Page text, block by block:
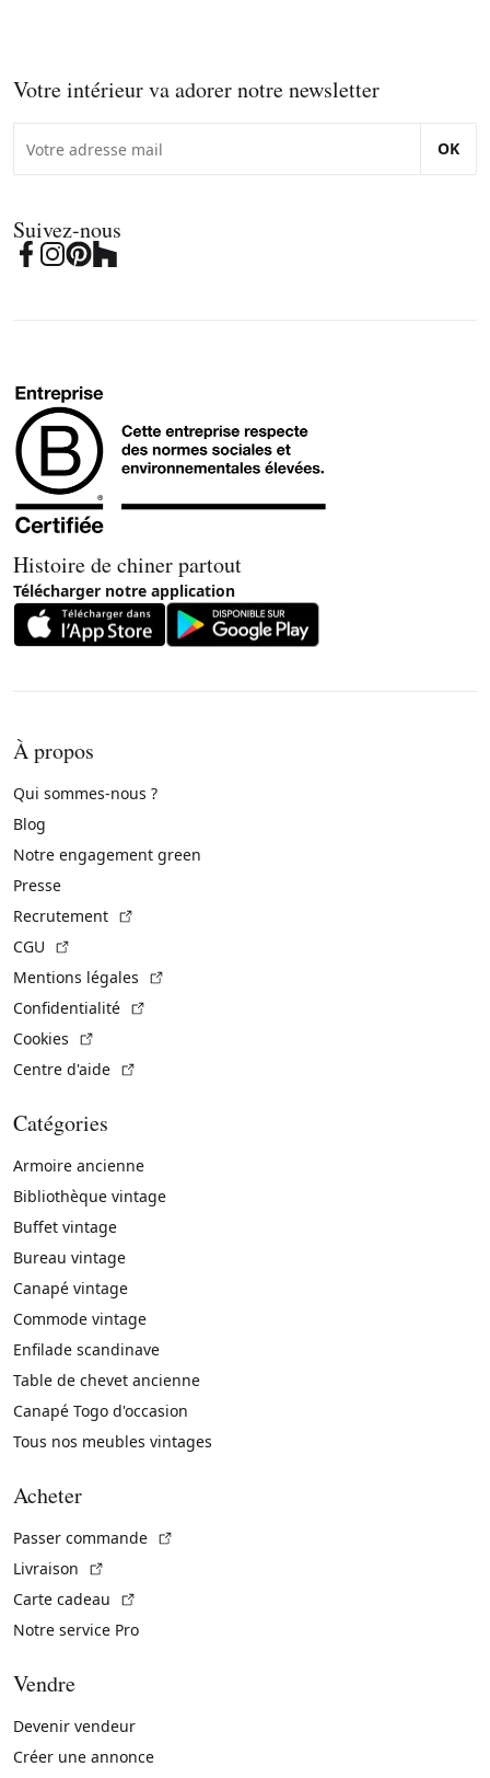
Votre intérieur va adorer notre newsletter
OK
Suivez-nous
Histoire de chiner partout
Télécharger notre application
À propos
Qui sommes-nous ?
Blog
Notre engagement green
Presse
Recrutement
CGU
Mentions légales
Confidentialité
Cookies
Centre d'aide
Catégories
Armoire ancienne
Bibliothèque vintage
Buffet vintage
Bureau vintage
Canapé vintage
Commode vintage
Enfilade scandinave
Table de chevet ancienne
Canapé Togo d'occasion
Tous nos meubles vintages
Acheter
Passer commande
Livraison
Carte cadeau
Notre service Pro
Vendre
Devenir vendeur
Créer une annonce